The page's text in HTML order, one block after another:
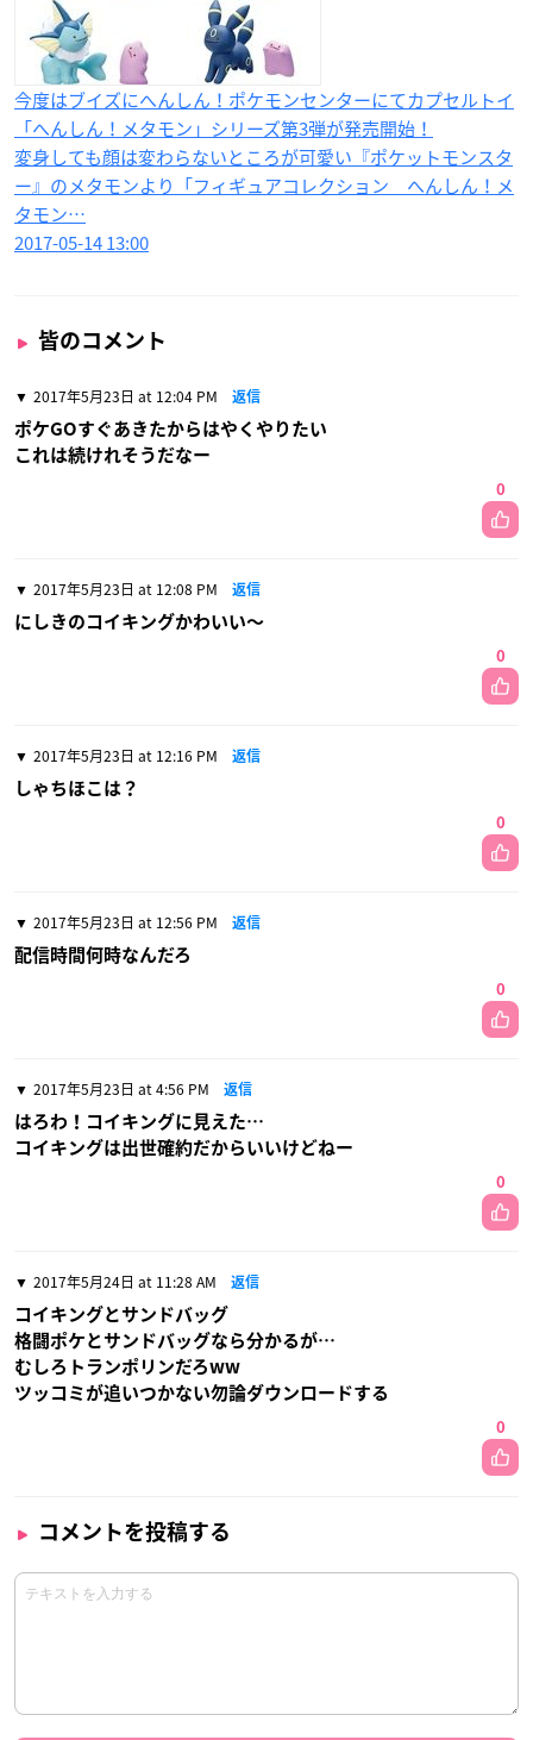
今度はブイズにへんしん！ポケモンセンターにてカプセルトイ
「へんしん！メタモン」​シリーズ第3弾が発売開始！
変身しても顔は変わらないところが可愛い『ポケットモンスタ
ー』のメタモンより「フィギュアコレクション へんしん！メ
タモン…
2017-05-14 13:00
皆のコメント
2017年5月23日 at 12:04 PM 返信
ポケGOすぐあきたからはやくやりたい
これは続けれそうだなー
0
2017年5月23日 at 12:08 PM 返信
にしきのコイキングかわいい〜
0
2017年5月23日 at 12:16 PM 返信
しゃちほこは？
0
2017年5月23日 at 12:56 PM 返信
配信時間何時なんだろ
0
2017年5月23日 at 4:56 PM 返信
はろわ！コイキングに見えた…
コイキングは出世確約だからいいけどねー
0
2017年5月24日 at 11:28 AM 返信
コイキングとサンドバッグ
格闘ポケとサンドバッグなら分かるが…
むしろトランポリンだろww
ツッコミが追いつかない勿論ダウンロードする
0
コメントを投稿する